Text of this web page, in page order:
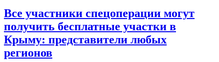
Все участники спецоперации могут
получить бесплатные участки в
Крыму: представители любых
регионов